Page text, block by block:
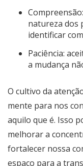
natureza dos
identificar
Paciência:
a mudança
O cultivo da
mente para nos
aquilo que é. Isso
melhorar a
fortalecer nossa
espaço para a